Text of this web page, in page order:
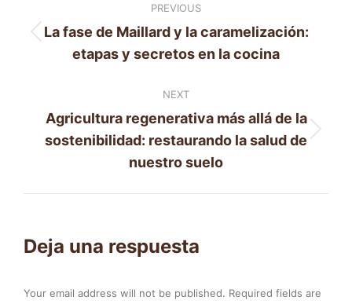
navigation
PREVIOUS
Previous
post:
La fase de Maillard y la caramelización:
etapas y secretos en la cocina
NEXT
Next
post:
Agricultura regenerativa más allá de la
sostenibilidad: restaurando la salud de
nuestro suelo
Deja una respuesta
Your email address will not be published. Required fields are